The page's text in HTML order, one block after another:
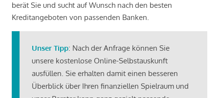
berät Sie und sucht auf Wunsch nach den besten
Kreditangeboten von passenden Banken.
Unser Tipp: Nach der Anfrage können Sie
unsere kostenlose Online-Selbstauskunft
ausfüllen. Sie erhalten damit einen besseren
Überblick über Ihren finanziellen Spielraum und